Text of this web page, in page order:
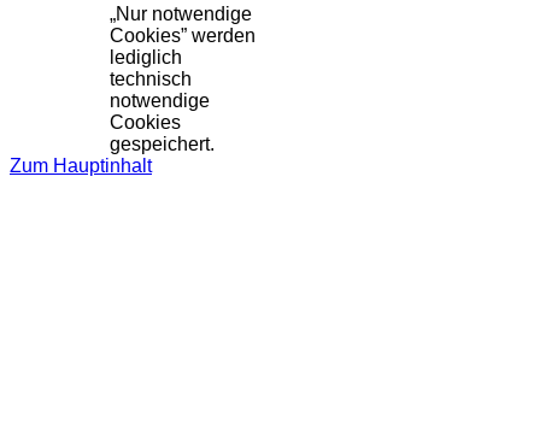
„Nur notwendige
Cookies” werden
lediglich
technisch
notwendige
Cookies
gespeichert.
Zum Hauptinhalt